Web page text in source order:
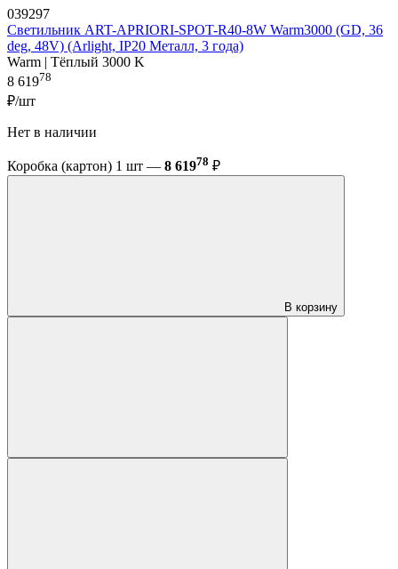
039297
Светильник ART-APRIORI-SPOT-R40-8W Warm3000 (GD, 36
deg, 48V) (Arlight, IP20 Металл, 3 года)
Warm | Тёплый 3000 K
8 61978
₽/шт
Нет в наличии
Коробка (картон) 1 шт — 8 61978 ₽
В корзину